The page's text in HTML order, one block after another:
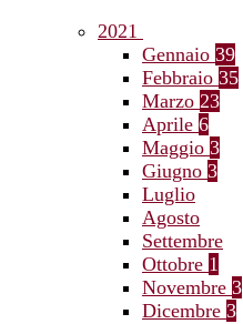
2021
Gennaio 39
Febbraio 35
Marzo 23
Aprile 6
Maggio 3
Giugno 3
Luglio
Agosto
Settembre
Ottobre 1
Novembre 3
Dicembre 3